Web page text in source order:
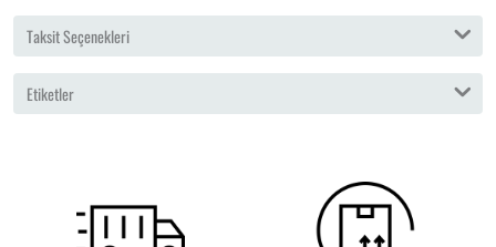
Taksit Seçenekleri
Etiketler